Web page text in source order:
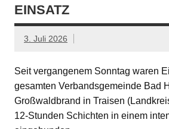
EINSATZ
3. Juli 2026
Seit vergangenem Sonntag waren
gesamten Verbandsgemeinde Bad
Großwaldbrand in Traisen
12-Stunden Schichten in einem